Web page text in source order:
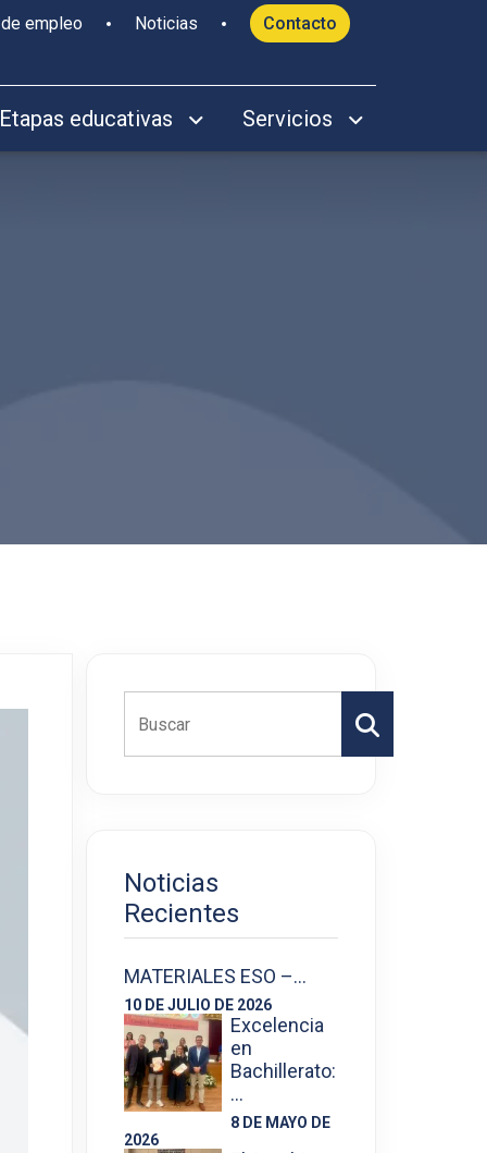
empleo Noticias Contacto
Etapas educativas Servicios
Buscar
Noticias
Recientes
MATERIALES ESO –…
10 DE JULIO DE 2026
Excelencia
en
Bachillerato:
…
8 DE MAYO DE
2026